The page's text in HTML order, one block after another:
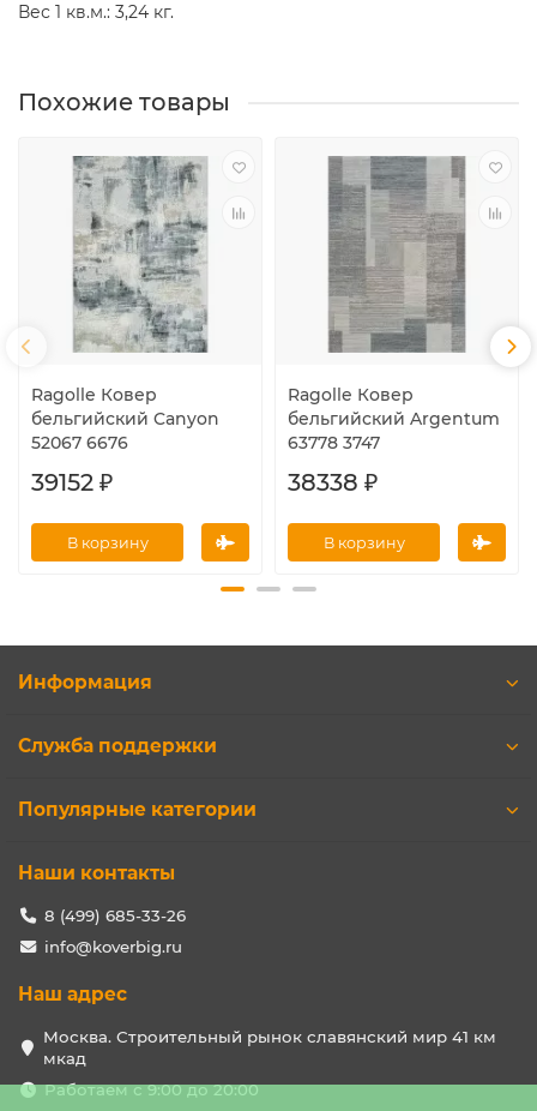
Вес 1 кв.м.: 3,24 кг.
Похожие товары
Ragolle Ковер
бельгийский Canyon
52067 6676
39152 ₽
В корзину
Ragolle Ковер
бельгийский Argentum
63778 3747
38338 ₽
В корзину
Информация
Служба поддержки
Популярные категории
Наши контакты
8 (499) 685-33-26
info@koverbig.ru
Наш адрес
Москва. Строительный рынок славянский мир 41 км
мкад
Работаем с 9:00 до 20:00